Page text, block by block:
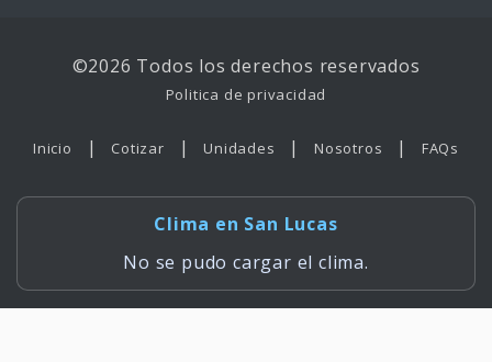
©2026 Todos los derechos reservados
Politica de privacidad
Inicio | Cotizar | Unidades | Nosotros | FAQs
Clima en San Lucas
No se pudo cargar el clima.